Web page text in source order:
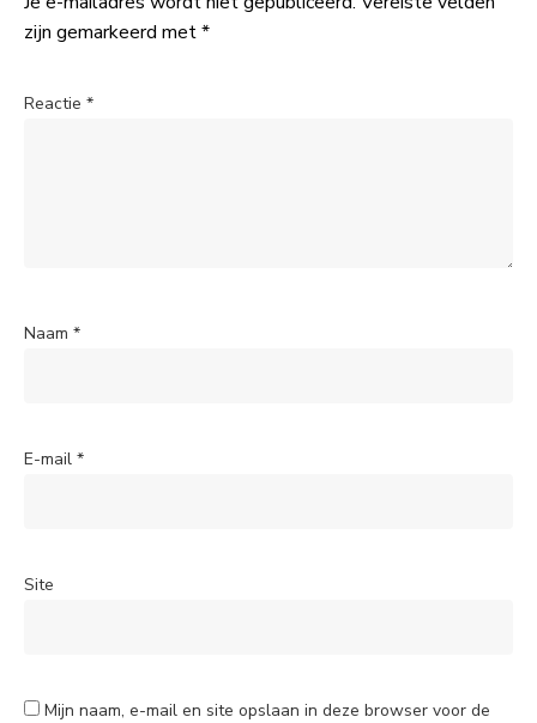
zijn gemarkeerd met*
Reactie *
Naam *
E-mail *
Site
Mijn naam, e-mail en site opslaan in deze browser voor de